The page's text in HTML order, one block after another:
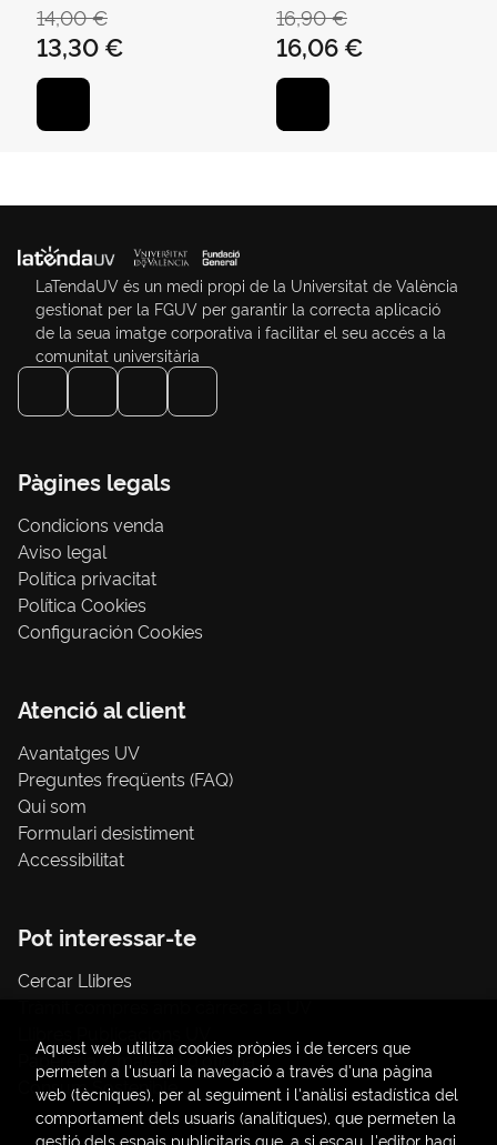
14,00 €
13,30 €
16,90 €
16,06 €
LaTendaUV és un medi propi de la Universitat de València
gestionat per la FGUV per garantir la correcta aplicació
de la seua imatge corporativa i facilitar el seu accés a la
comunitat universitària
Pàgines legals
Condicions venda
Aviso legal
Política privacitat
Política Cookies
Configuración Cookies
Atenció al client
Avantatges UV
Preguntes freqüents (FAQ)
Qui som
Formulari desistiment
Accessibilitat
Pot interessar-te
Cercar Llibres
Papereria / material d'oficina
Consum Sostenible
Aquest web utilitza cookies pròpies i de tercers que
permeten a l'usuari la navegació a través d'una pàgina
web (tècniques), per al seguiment i l'anàlisi estadística del
comportament dels usuaris (analítiques), que permeten la
gestió dels espais publicitaris que, a si escau, l'editor hagi